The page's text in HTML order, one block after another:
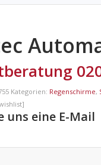
Kategorien: Regenschirme,
uns eine E-Mail